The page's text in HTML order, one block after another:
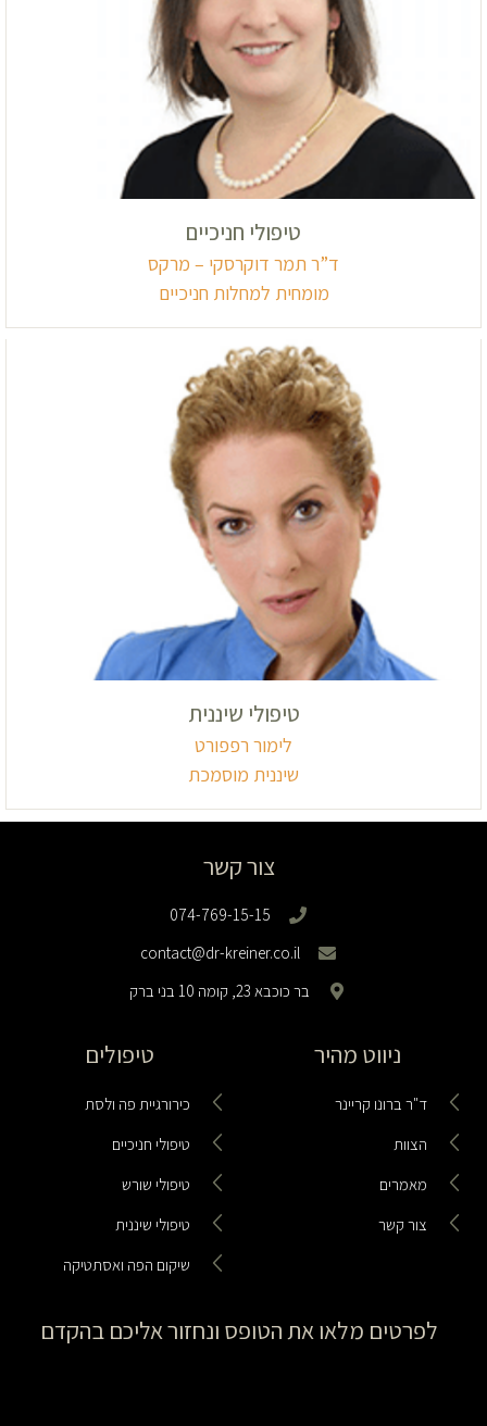
טיפולי חניכיים
ד”ר תמר דוקרסקי – מרקס
מומחית למחלות חניכיים
טיפולי שיננית
לימור רפפורט
שיננית מוסמכת
צור קשר
074-769-15-15
contact@dr-kreiner.co.il
בר כוכבא 23, קומה 10 בני ברק
ניווט מהיר
ד"ר ברונו קריינר
הצוות
מאמרים
צור קשר
טיפולים
כירורגיית פה ולסת
טיפולי חניכיים
טיפולי שורש
טיפולי שיננית
שיקום הפה ואסתטיקה
לפרטים מלאו את הטופס ונחזור אליכם בהקדם